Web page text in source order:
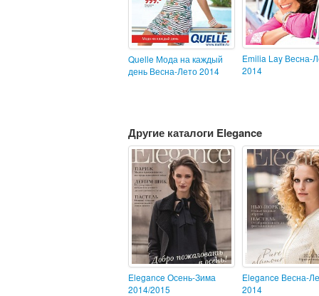
Quelle Мода на каждый
день Весна-Лето 2014
Emilia Lay Весна-
2014
Другие каталоги Elegance
Elegance Осень-Зима
2014/2015
Elegance Весна-
2014